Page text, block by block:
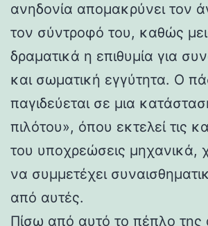
ανηδονία απομακρύνει τον
τον σύντροφό του, καθώς
δραματικά η επιθυμία για
και σωματική εγγύτητα. Ο
παγιδεύεται σε μια
πιλότου», όπου εκτελεί τις
του υποχρεώσεις μηχανικά,
να συμμετέχει
από αυτές.
Πίσω από αυτό το πέπλο της